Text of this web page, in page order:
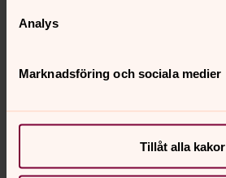
Analys
Marknadsföring och sociala medier
Tillåt alla kakor
innehåll?